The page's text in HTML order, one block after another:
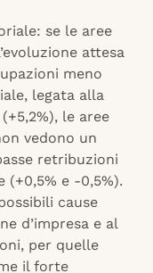
se le aree
attesa
meno
legata alla
le aree
vedono un
retribuzioni
(+0,5% e -0,5%).
cause
d’impresa e al
per quelle
il forte